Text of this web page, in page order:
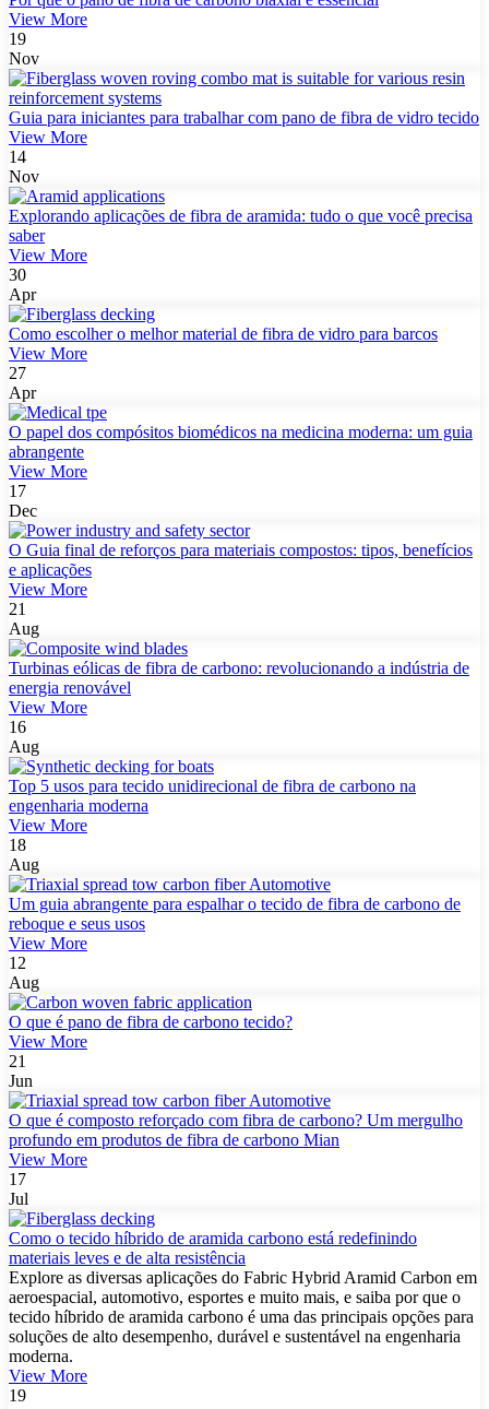
View More
19
Nov
Guia para iniciantes para trabalhar com pano de fibra de vidro tecido
View More
14
Nov
Explorando aplicações de fibra de aramida: tudo o que você precisa
saber
View More
30
Apr
Como escolher o melhor material de fibra de vidro para barcos
View More
27
Apr
O papel dos compósitos biomédicos na medicina moderna: um guia
abrangente
View More
17
Dec
O Guia final de reforços para materiais compostos: tipos, benefícios
e aplicações
View More
21
Aug
Turbinas eólicas de fibra de carbono: revolucionando a indústria de
energia renovável
View More
16
Aug
Top 5 usos para tecido unidirecional de fibra de carbono na
engenharia moderna
View More
18
Aug
Um guia abrangente para espalhar o tecido de fibra de carbono de
reboque e seus usos
View More
12
Aug
O que é pano de fibra de carbono tecido?
View More
21
Jun
O que é composto reforçado com fibra de carbono? Um mergulho
profundo em produtos de fibra de carbono Mian
View More
17
Jul
Como o tecido híbrido de aramida carbono está redefinindo
materiais leves e de alta resistência
Explore as diversas aplicações do Fabric Hybrid Aramid Carbon em
aeroespacial, automotivo, esportes e muito mais, e saiba por que o
tecido híbrido de aramida carbono é uma das principais opções para
soluções de alto desempenho, durável e sustentável na engenharia
moderna.
View More
19